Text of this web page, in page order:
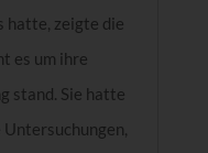
hatte, zeigte die
es um ihre
stand. Sie hatte